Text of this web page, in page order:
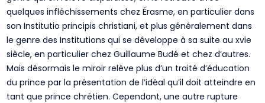
quelques infléchissements chez Érasme, en particulier dans
son Institutio principis christiani, et plus généralement dans
le genre des Institutions qui se développe à sa suite au xvie
siècle, en particulier chez Guillaume Budé et chez d’autres.
Mais désormais le miroir relève plus d’un traité d’éducation
du prince par la présentation de l’idéal qu’il doit atteindre en
tant que prince chrétien. Cependant, une autre rupture